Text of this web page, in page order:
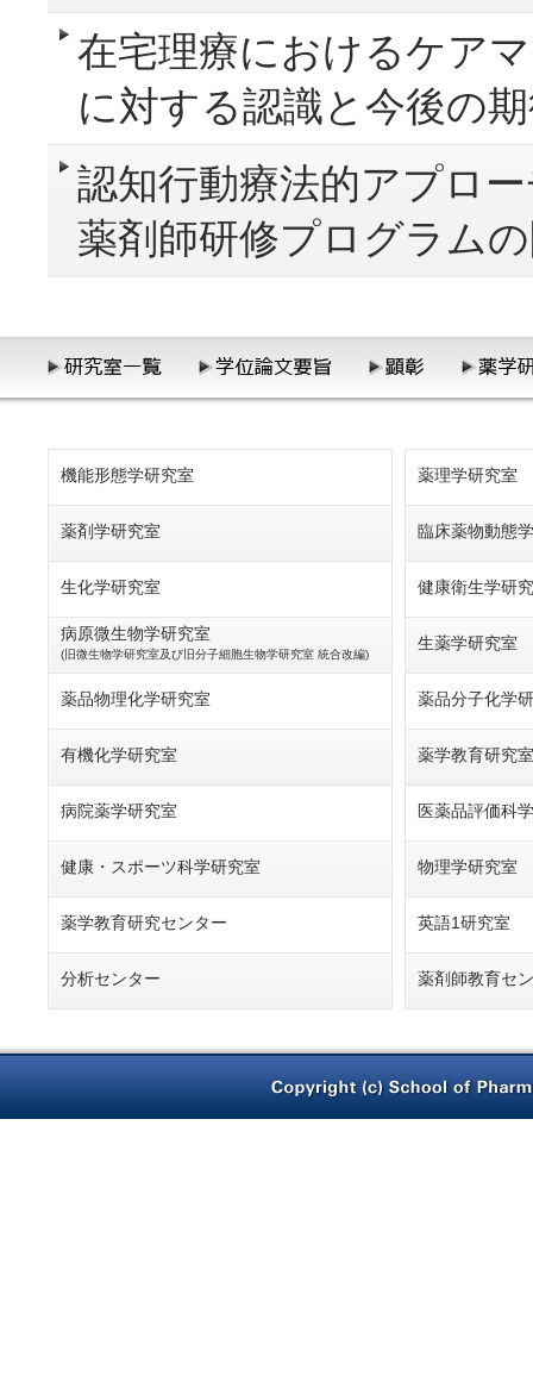
在宅理療におけるケア
に対する認識と今後の
認知行動療法的アプロ
薬剤師研修プログラム
機能形態学研究室 薬理学研究室
薬剤学研究室 臨床薬物動態
生化学研究室 健康衛生学研
病原微生物学研究室
(旧微生物学研究室及び旧分子細胞生物学研究室 統合改編)
生薬学研究室
薬品物理化学研究室 薬品分子化学
有機化学研究室 薬学教育研究室
病院薬学研究室 医薬品評価科
健康・スポーツ科学研究室 物理学研究室
薬学教育研究センター 英語1研究室
分析センター 薬剤師教育セ